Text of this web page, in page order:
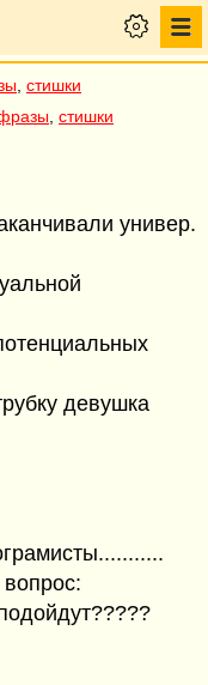
стишки
стишки
универ.
девушка